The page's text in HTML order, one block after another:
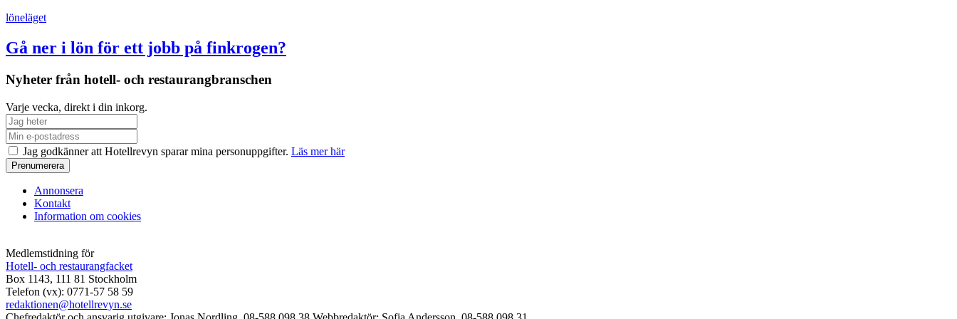
löneläget
Gå ner i lön för ett jobb på finkrogen?
Nyheter från hotell- och restaurangbranschen
Varje vecka, direkt i din inkorg.
Jag godkänner att Hotellrevyn sparar mina personuppgifter. Läs mer här
Annonsera
Kontakt
Information om cookies
Medlemstidning för
Hotell- och restaurangfacket
Box 1143, 111 81 Stockholm
Telefon (vx): 0771-57 58 59
redaktionen@hotellrevyn.se